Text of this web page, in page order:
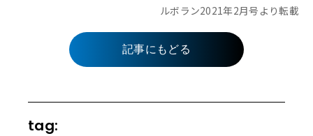
ルボラン2021年2月号より転載
記事にもどる
tag: